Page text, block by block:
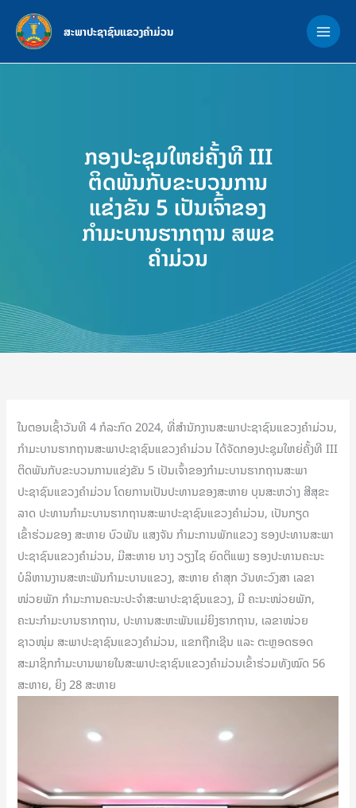
content
ສະພາປະຊາຊົນແຂວງຄຳມ່ວນ
ກອງປະຊຸມໃຫຍ່ຄັ້ງທີ III
ຕິດພັນກັບຂະບວນການ
ແຂ່ງຂັນ 5 ເປັນເຈົ້າຂອງ
ກຳມະບານຮາກຖານ ສພຂ
ຄໍາມ່ວນ
ໃນຕອນເຊົ້າວັນທີ 4 ກໍລະກົດ 2024, ທີ່ສຳນັກງານສະພາປະຊາຊົນແຂວງຄໍາມ່ວນ,
ກຳມະບານຮາກຖານສະພາປະຊາຊົນແຂວງຄໍາມ່ວນ ໄດ້ຈັດກອງປະຊຸມໃຫຍ່ຄັ້ງທີ III
ຕິດພັນກັບຂະບວນການແຂ່ງຂັນ 5 ເປັນເຈົ້າຂອງກຳມະບານຮາກຖານສະພາ
ປະຊາຊົນແຂວງຄໍາມ່ວນ ໂດຍການເປັນປະທານຂອງສະຫາຍ ບຸນສະຫວ່າງ ສີສຸຂະ
ລາດ ປະທານກຳມະບານຮາກຖານສະພາປະຊາຊົນແຂວງຄໍາມ່ວນ, ເປັນກຽດ
ເຂົ້າຮ່ວມຂອງ ສະຫາຍ ບົວພັນ ແສງຈັນ ກຳມະການພັກແຂວງ ຮອງປະທານສະພາ
ປະຊາຊົນແຂວງຄໍາມ່ວນ, ມີສະຫາຍ ນາງ ວຽງໄຊ ຍົດຕິແພງ ຮອງປະທານຄະນະ
ບໍລິຫານງານສະຫະພັນກຳມະບານແຂວງ, ສະຫາຍ ຄໍາສຸກ ວັນທະວົງສາ ເລຂາ
ໜ່ວຍພັກ ກຳມະການຄະນະປະຈໍາສະພາປະຊາຊົນແຂວງ, ມີ ຄະນະໜ່ວຍພັກ,
ຄະນະກຳມະບານຮາກຖານ, ປະທານສະຫະພັນແມ່ຍິງຮາກຖານ, ເລຂາໜ່ວຍ
ຊາວໜຸ່ມ ສະພາປະຊາຊົນແຂວງຄໍາມ່ວນ, ແຂກຖືກເຊີນ ແລະ ຕະຫຼອດຮອດ
ສະມາຊິກກຳມະບານພາຍໃນສະພາປະຊາຊົນແຂວງຄໍາມ່ວນເຂົ້າຮ່ວມທັງໝົດ 56
ສະຫາຍ, ຍິງ 28 ສະຫາຍ